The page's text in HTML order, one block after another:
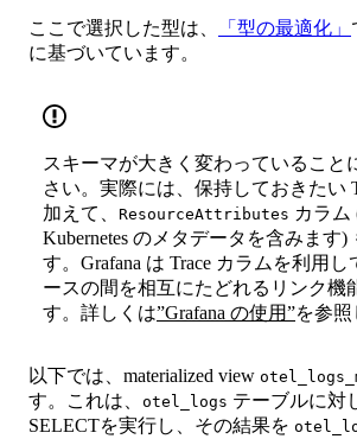
ここで選択した型は、 「型の最適化」
に基づいています。
スキーマが大きく変わっていること
さい。実際には、保持しておきたい
加えて、 ResourceAttributes カラム
Kubernetes のメタデータを含みます)
す。Grafana は Trace カラムを利用
ースの間を相互にたどれるリンク機
す。詳しくは”Grafana の使用”を参照
以下では、materialized view
す。これは、 otel_logs テーブルに対
SELECTを実行し、その結果を